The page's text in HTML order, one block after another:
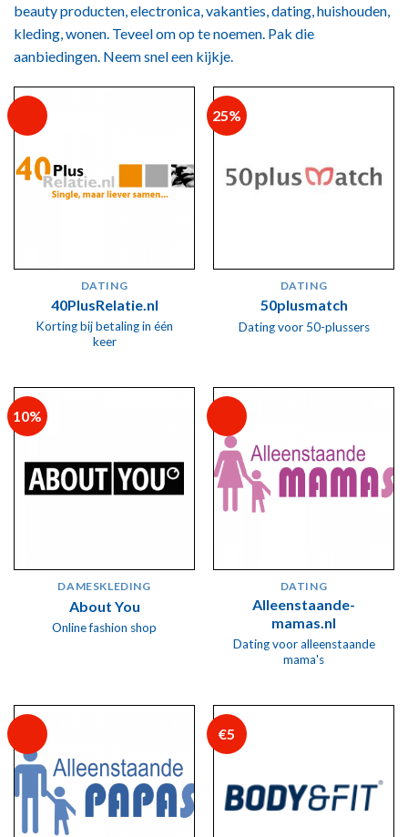
beauty producten, electronica, vakanties, dating, huishouden,
kleding, wonen. Teveel om op te noemen. Pak die
aanbiedingen. Neem snel een kijkje.
DATING
40PlusRelatie.nl
Korting bij betaling in één
keer
25%
DATING
50plusmatch
Dating voor 50-plussers
10%
DAMESKLEDING
About You
Online fashion shop
DATING
Alleenstaande-
mamas.nl
Dating voor alleenstaande
mama's
€5